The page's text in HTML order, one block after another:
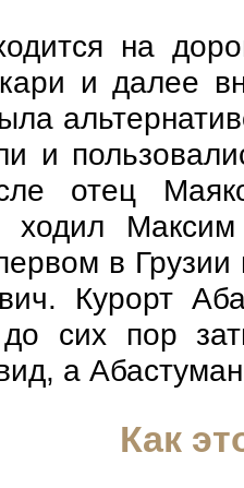
на
и далее
и
отец
ходил
в
Курорт
сих пор
а
Как